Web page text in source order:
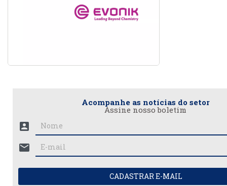
Acompanhe as notícias do setor
Assine nosso boletim
account_box
mail
CADASTRAR E-MAIL